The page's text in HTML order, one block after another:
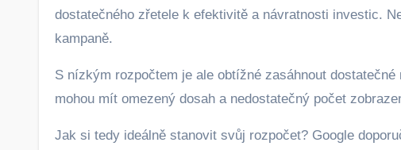
dostatečného zřetele k efektivitě a návratnosti investic.
kampaně.
S nízkým rozpočtem je ale obtížné zasáhnout
mohou mít omezený dosah a nedostatečný počet
Jak si tedy ideálně stanovit svůj rozpočet? Google